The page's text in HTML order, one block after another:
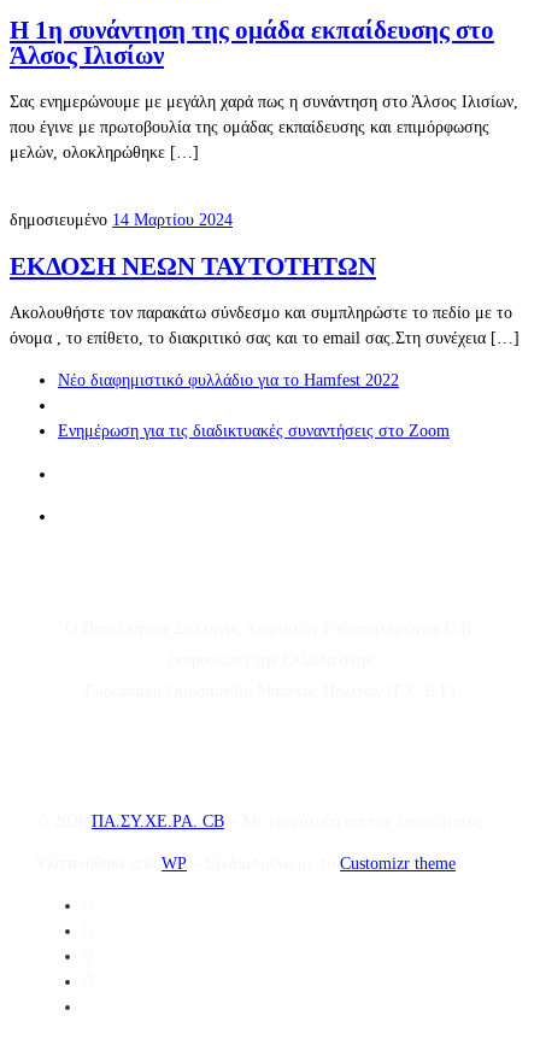
Η 1η συνάντηση της ομάδα εκπαίδευσης στο
Άλσος Ιλισίων
Σας ενημερώνουμε με μεγάλη χαρά πως η συνάντηση στο Άλσος Ιλισίων,
που έγινε με πρωτοβουλία της ομάδας εκπαίδευσης και επιμόρφωσης
μελών, ολοκληρώθηκε […]
δημοσιευμένο 14 Μαρτίου 2024
ΕΚΔΟΣΗ ΝΕΩΝ ΤΑΥΤΟΤΗΤΩΝ
Ακολουθήστε τον παρακάτω σύνδεσμο και συμπληρώστε το πεδίο με το
όνομα , το επίθετο, το διακριτικό σας και το email σας.Στη συνέχεια […]
Πλοήγηση
δημοσιεύσεων
Προηγούμενο
Νέο διαφημιστικό φυλλάδιο για το Hamfest 2022
στην
Επόμενο
Ενημέρωση για τις διαδικτυακές συναντήσεις στο Zoom
© 2026ΠΑ.ΣΥ.ΧΕ.ΡΑ. CB
Υλοποιήθηκε απόWP – Σχεδιασμένο με τοCustomizr theme